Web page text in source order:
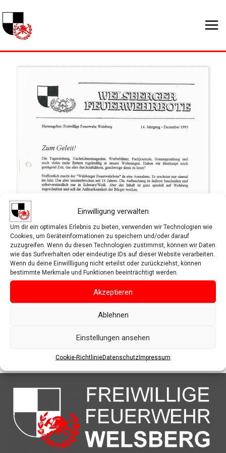
Einwilligung verwalten
Um dir ein optimales Erlebnis zu bieten, verwenden wir Technologien wie
Cookies, um Geräteinformationen zu speichern und/oder darauf
zuzugreifen. Wenn du diesen Technologien zustimmst, können wir Daten
wie das Surfverhalten oder eindeutige IDs auf dieser Website verarbeiten.
Wenn du deine Einwillligung nicht erteilst oder zurückziehst, können
bestimmte Merkmale und Funktionen beeinträchtigt werden.
Akzeptieren
Ablehnen
Einstellungen ansehen
Cookie-RichtlinieDatenschutzImpressum
Inhalt
springen